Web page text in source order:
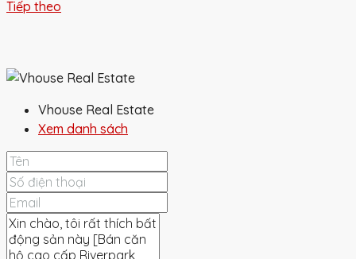
Tiếp theo
Vhouse Real Estate
Xem danh sách